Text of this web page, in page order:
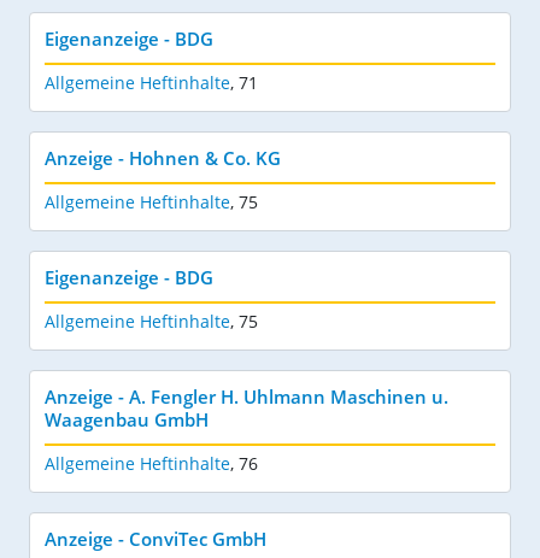
Eigenanzeige - BDG
Allgemeine Heftinhalte, 71
Anzeige - Hohnen & Co. KG
Allgemeine Heftinhalte, 75
Eigenanzeige - BDG
Allgemeine Heftinhalte, 75
Anzeige - A. Fengler H. Uhlmann Maschinen u.
Waagenbau GmbH
Allgemeine Heftinhalte, 76
Anzeige - ConviTec GmbH